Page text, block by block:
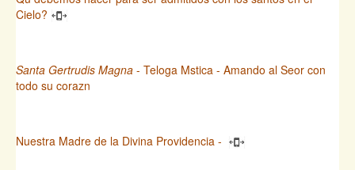
Cielo?
Santa Gertrudis Magna - Teloga Mstica - Amando al Seor con
todo su corazn
Nuestra Madre de la Divina Providencia -